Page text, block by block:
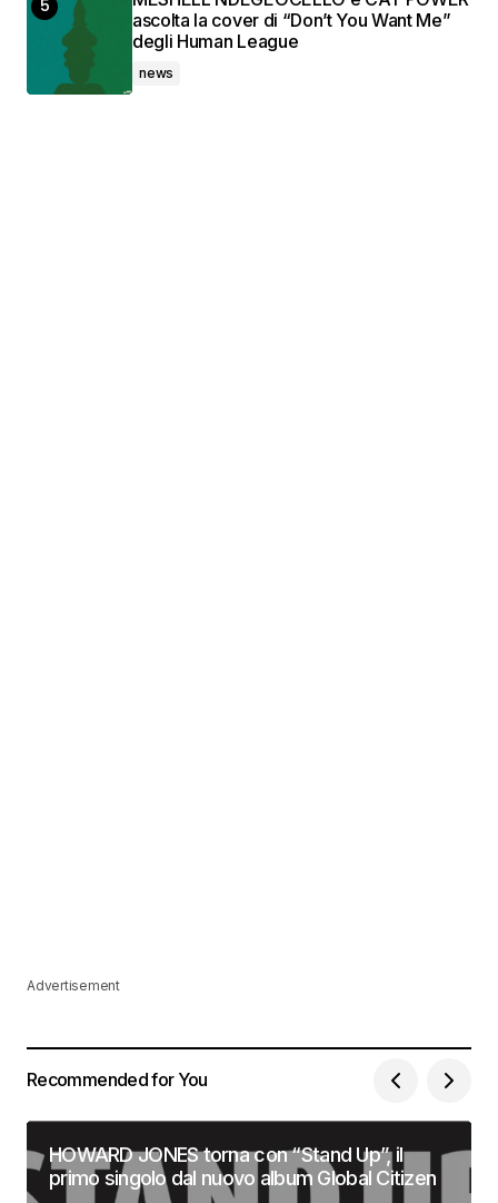
ascolta la cover di “Don’t You Want Me”
degli Human League
news
Advertisement
Recommended for You
HOWARD JONES torna con “Stand Up”, il
primo singolo dal nuovo album Global Citizen